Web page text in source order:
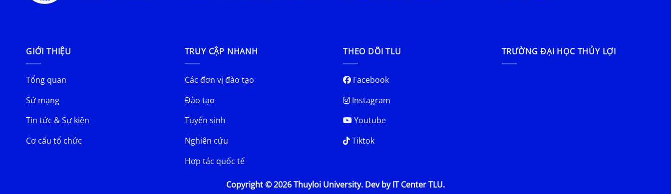
GIỚI THIỆU
Tổng quan
Sứ mạng
Tin tức & Sự kiện
Cơ cấu tổ chức
TRUY CẬP NHANH
Các đơn vị đào tạo
Đào tạo
Tuyển sinh
Nghiên cứu
Hợp tác quốc tế
THEO DÕI TLU
Facebook
Instagram
Youtube
Tiktok
TRƯỜNG ĐẠI HỌC THỦY LỢI
Copyright © 2026 Thuyloi University. Dev by IT Center TLU.